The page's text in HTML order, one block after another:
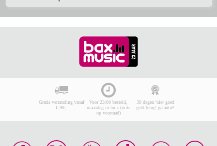
Gratis verzending vanaf
€ 99,-
Voor 23:00 besteld,
maandag in huis (mits
op voorraad)
30 dagen 'niet goed
geld terug' garantie!